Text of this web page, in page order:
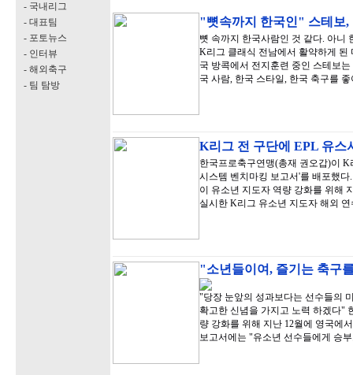
- 국내리그
- 대표팀
- 포토뉴스
- 인터뷰
- 해외축구
- 팀 탐방
"뼛속까지 한국인" 스테
뼛 속까지 한국사람인 것 같다. 아니
K리그 클래식 전남에서 활약하게 된
국 방콕에서 전지훈련 중인 스테보
국 사람, 한국 스타일, 한국 축구를
K리그 전 구단에 EPL 유스
한국프로축구연맹(총재 권오갑)이
시스템 벤치마킹 보고서'를 배포했
이 유소년 지도자 역량 강화를 위해
실시한 K리그 유소년 지도자 해외
"소년들이여, 즐기는 축구
"당장 눈앞의 성과보다는 선수들의
확고한 신념을 가지고 노력 하겠다"
량 강화를 위해 지난 12월에 영국에
보고서에는 "유소년 선수들에게 승